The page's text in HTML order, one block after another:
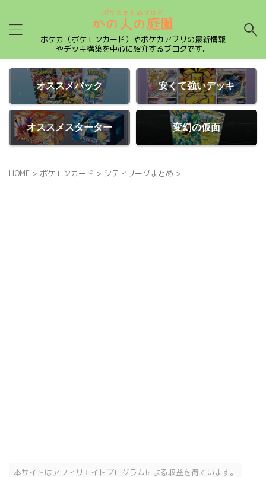
ポケカ（ポケモンカード）やポケカアプリの最新情報
やデッキ構築を中心に紹介するブログです。
オススメパック 安くて強いデッキ
オススメスターター 変幻の仮面
HOME > ポケモンカード > シティリーグまとめ >
本サイトはアフィリエイトプログラムによる収益を得ています。